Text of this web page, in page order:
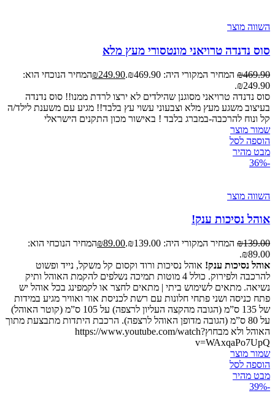
השווה מוצר
סוס נדנדה טרויאני מונטסורי מעץ מלא
₪469.90 המחיר המקורי היה: ₪469.90. ₪249.90
המחיר הנוכחי הוא:
₪249.90.
סוס נדנדה טרויאני מסוגנן שהילדים לא ירצו לרדת ממנו!! סוס נדנדה
בעיצוב משגע מעץ מלא וצבעוני עשוי עץ בלבד!! מגיע עם משענת לילד/ה
קל ונוח להרכבה-במברג בלבד ! באישור מכון התקנים הישראלי
שמור מוצר
הוספה לסל
מבט מהיר
-36%
השווה מוצר
אוהל נסיכות ענק!
₪139.00 המחיר המקורי היה: ₪139.00. ₪89.00
המחיר הנוכחי הוא:
₪89.00.
אוהל נסיכות ענק! אוהל נסיכות ורוד וקסום קל משקל, נייד ופשוט
להרכבה ולפירוק. כולל 4 מוטות תמיכה נשלפים להקמת האוהל ותיק
נשיאה. מתאים לשימוש ביתי | מתאים לחצר או לקמפינג בכל אוהל יש
פתח כניסה ושני פתחי חלונות עם רשת לכניסת אור ואוויר מגיע במידות
של 135 ס”מ (הגובה מהקצה העליון לרצפה) על 105 ס”מ (קוטר האוהל)
על 80 ס”מ (הגובה מדופן האוהל לרצפה). הרכבת היתדות מתבצעת מתוך
האוהל ולא מבחוץhttps://www.youtube.com/watch?
v=WAxqaPo7UpQ
שמור מוצר
הוספה לסל
מבט מהיר
-39%